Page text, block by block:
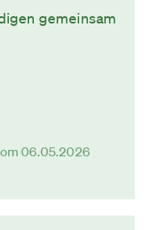
gemeinsam
06.05.2026